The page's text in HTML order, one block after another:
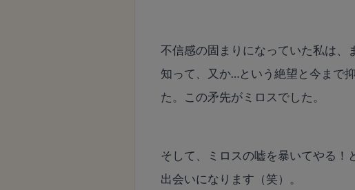
不信感の固まりになっていた私は、
知って、又か…という絶望と今まで
た。この矛先がミロスでした。
そして、ミロスの嘘を暴いてやる
出会いになります（笑）。